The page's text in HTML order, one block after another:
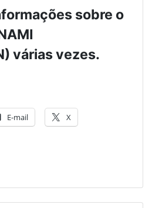
sobre o
várias vezes.
E-mail X